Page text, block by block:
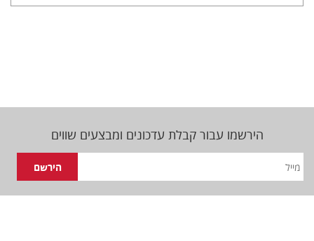
הירשמו עבור קבלת עדכונים ומבצעים שווים